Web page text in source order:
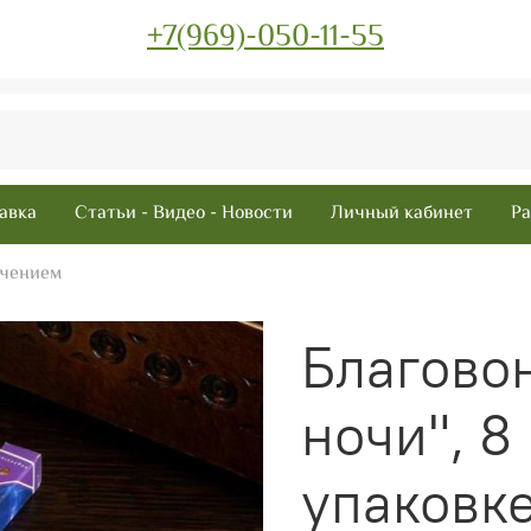
+7(969)-050-11-55
Статьи - Видео - Новости Личный кабинет
ночи", 8